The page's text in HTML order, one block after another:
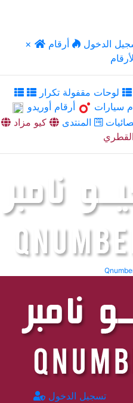
× الدخول
أرقام
لوحات مقفولة تكرار
سيارات
أرقام أوريدو
المنتدى
كيو مزاد
تسجيل الدخول